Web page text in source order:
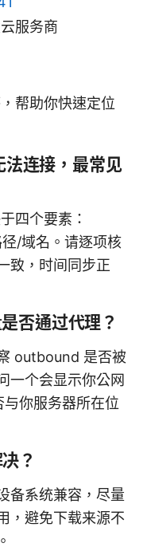
服务商
帮助你快速定位
法连接，最常见
四个要素：
/域名。请逐项核
致，时间同步正
否通过代理？
outbound 是否被
一个会显示你公网
你服务器所在位
？
备系统兼容，尽量
，避免下载来源不